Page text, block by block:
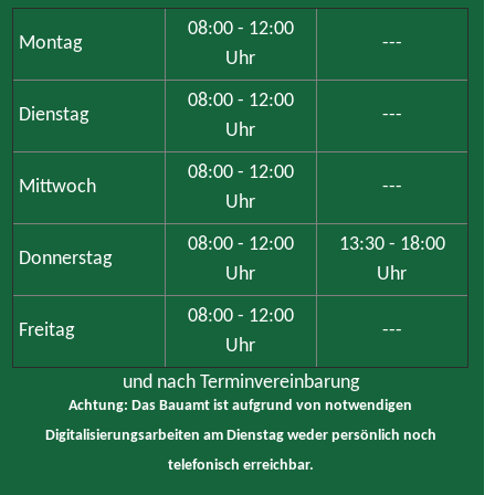
Montag
08:00 - 12:00
Uhr
---
Dienstag
08:00 - 12:00
Uhr
---
Mittwoch
08:00 - 12:00
Uhr
---
Donnerstag
08:00 - 12:00
Uhr
13:30 - 18:00
Uhr
Freitag
08:00 - 12:00
Uhr
---
und nach Terminvereinbarung
Achtung: Das Bauamt ist aufgrund von notwendigen
Digitalisierungsarbeiten am Dienstag weder persönlich noch
telefonisch erreichbar.